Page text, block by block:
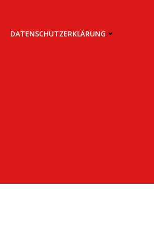
DATENSCHUTZERKLÄRUNG